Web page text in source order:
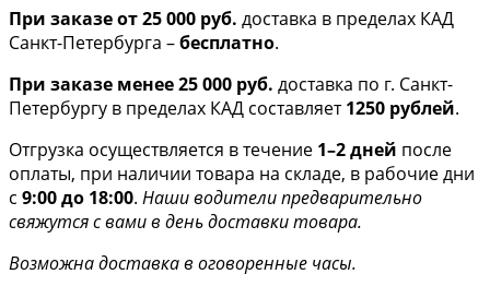
При заказе от 25 000 руб. доставка в пределах КАД
Санкт-Петербурга –бесплатно.
При заказе менее 25 000 руб. доставка по г. Санкт-
Петербургу в пределах КАД составляет1250 рублей.
Отгрузка осуществляется в течение 1–2 дней после
оплаты, при наличии товара на складе, в рабочие дни
с 9:00 до 18:00. Наши водители предварительно
свяжутся с вами в день доставки товара.
Возможна доставка в оговоренные часы.